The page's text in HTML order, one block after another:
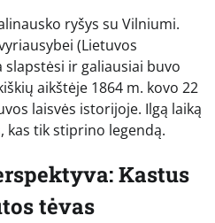
ryšys su Vilniumi.
(Lietuvos
ir galiausiai buvo
aikštėje 1864 m. kovo 22
laisvės istorijoje. Ilgą laiką
kas tik stiprino legendą.
Kastus
tėvas